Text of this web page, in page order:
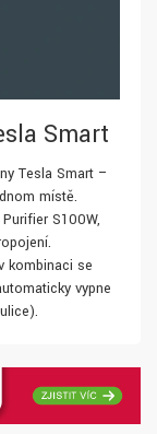
Smart
Tesla Smart –
místě.
S100W,
kombinaci se
vypne